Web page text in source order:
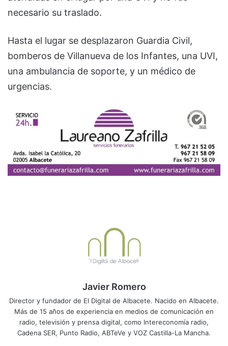
necesario su traslado.
Hasta el lugar se desplazaron Guardia Civil,
bomberos de Villanueva de los Infantes, una UVI,
una ambulancia de soporte, y un médico de
urgencias.
Javier Romero
Director y fundador de El Digital de Albacete. Nacido en Albacete.
Más de 15 años de experiencia en medios de comunicación en
radio, televisión y prensa digital, como Intereconomía radio,
Cadena SER, Punto Radio, ABTeVe y VOZ Castilla-La Mancha.